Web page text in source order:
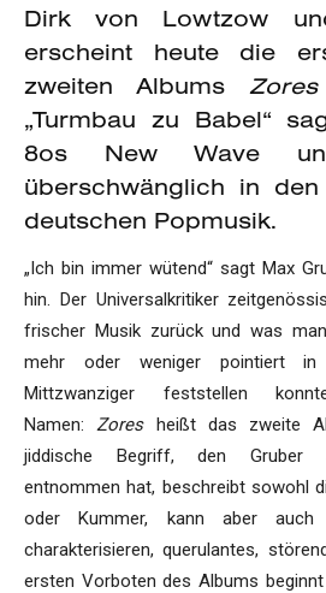
Dirk von Lowtzow
erscheint heute die
zweiten Albums Zores
„Turmbau zu Babel“
8os New Wave
überschwänglich in
deutschen Popmusik.
„Ich bin immer wütend“ sagt Max
hin. Der Universalkritiker
frischer Musik zurück und was
mehr oder weniger pointiert
Mittzwanziger feststellen
Namen: Zores heißt das zweite
jiddische Begriff, den Gruber
entnommen hat, beschreibt sowohl
oder Kummer, kann aber auch
charakterisieren, querulantes,
ersten Vorboten des Albums